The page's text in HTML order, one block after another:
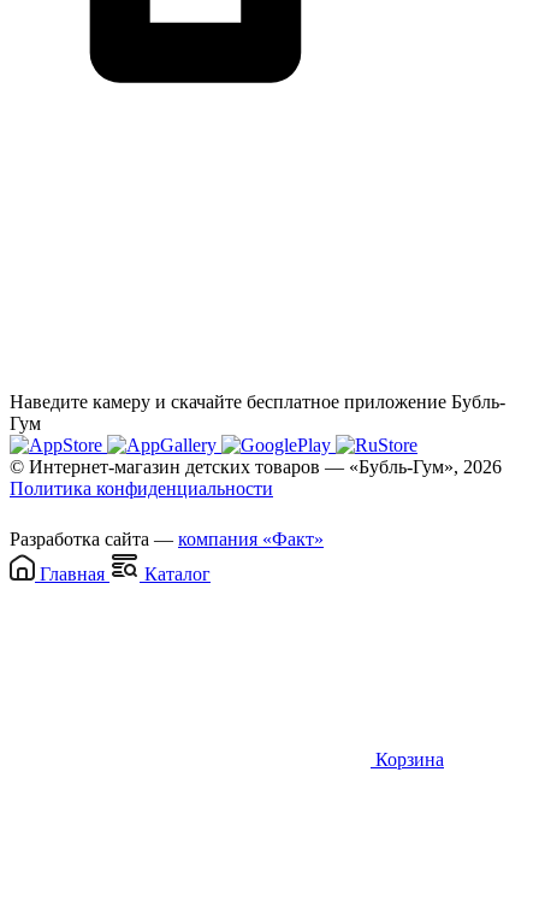
Наведите камеру и скачайте бесплатное приложение Бубль-
Гум
© Интернет-магазин детских товаров — «Бубль-Гум», 2026
Политика конфиденциальности
Разработка сайта — компания «Факт»
Главная
Каталог
Корзина